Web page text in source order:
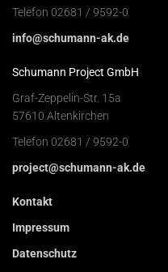
Telefon 02681 / 9592-0
info@schumann-ak.de
Schumann Project GmbH
Graf-Zeppelin-Str. 15a
57610 Altenkirchen
Telefon 02681 / 9592-0
project@schumann-ak.de
Kontakt
Impressum
Datenschutz